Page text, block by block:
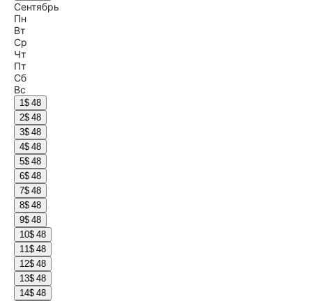
Сентябрь
Пн
Вт
Ср
Чт
Пт
Сб
Вс
1$ 48
2$ 48
3$ 48
4$ 48
5$ 48
6$ 48
7$ 48
8$ 48
9$ 48
10$ 48
11$ 48
12$ 48
13$ 48
14$ 48